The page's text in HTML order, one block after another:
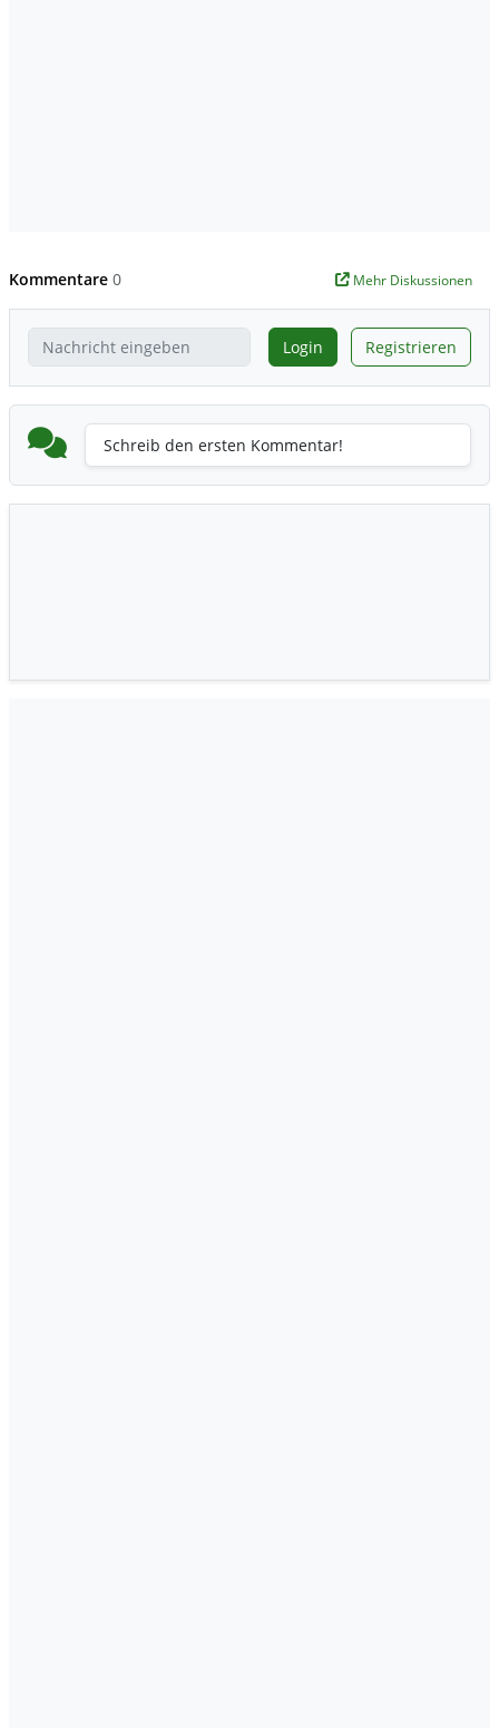
Kommentare 0 Mehr Diskussionen
Login Registrieren
Schreib den ersten Kommentar!